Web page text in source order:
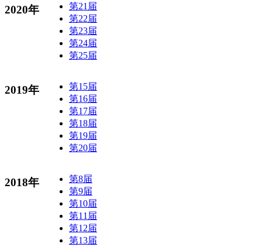
2020年
第21届
第22届
第23届
第24届
第25届
2019年
第15届
第16届
第17届
第18届
第19届
第20届
2018年
第8届
第9届
第10届
第11届
第12届
第13届